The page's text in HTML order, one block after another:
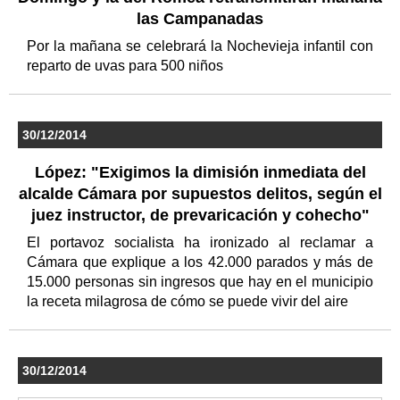
las Campanadas
Por la mañana se celebrará la Nochevieja infantil con
reparto de uvas para 500 niños
30/12/2014
López: "Exigimos la dimisión inmediata del
alcalde Cámara por supuestos delitos, según el
juez instructor, de prevaricación y cohecho"
El portavoz socialista ha ironizado al reclamar a
Cámara que explique a los 42.000 parados y más de
15.000 personas sin ingresos que hay en el municipio
la receta milagrosa de cómo se puede vivir del aire
30/12/2014